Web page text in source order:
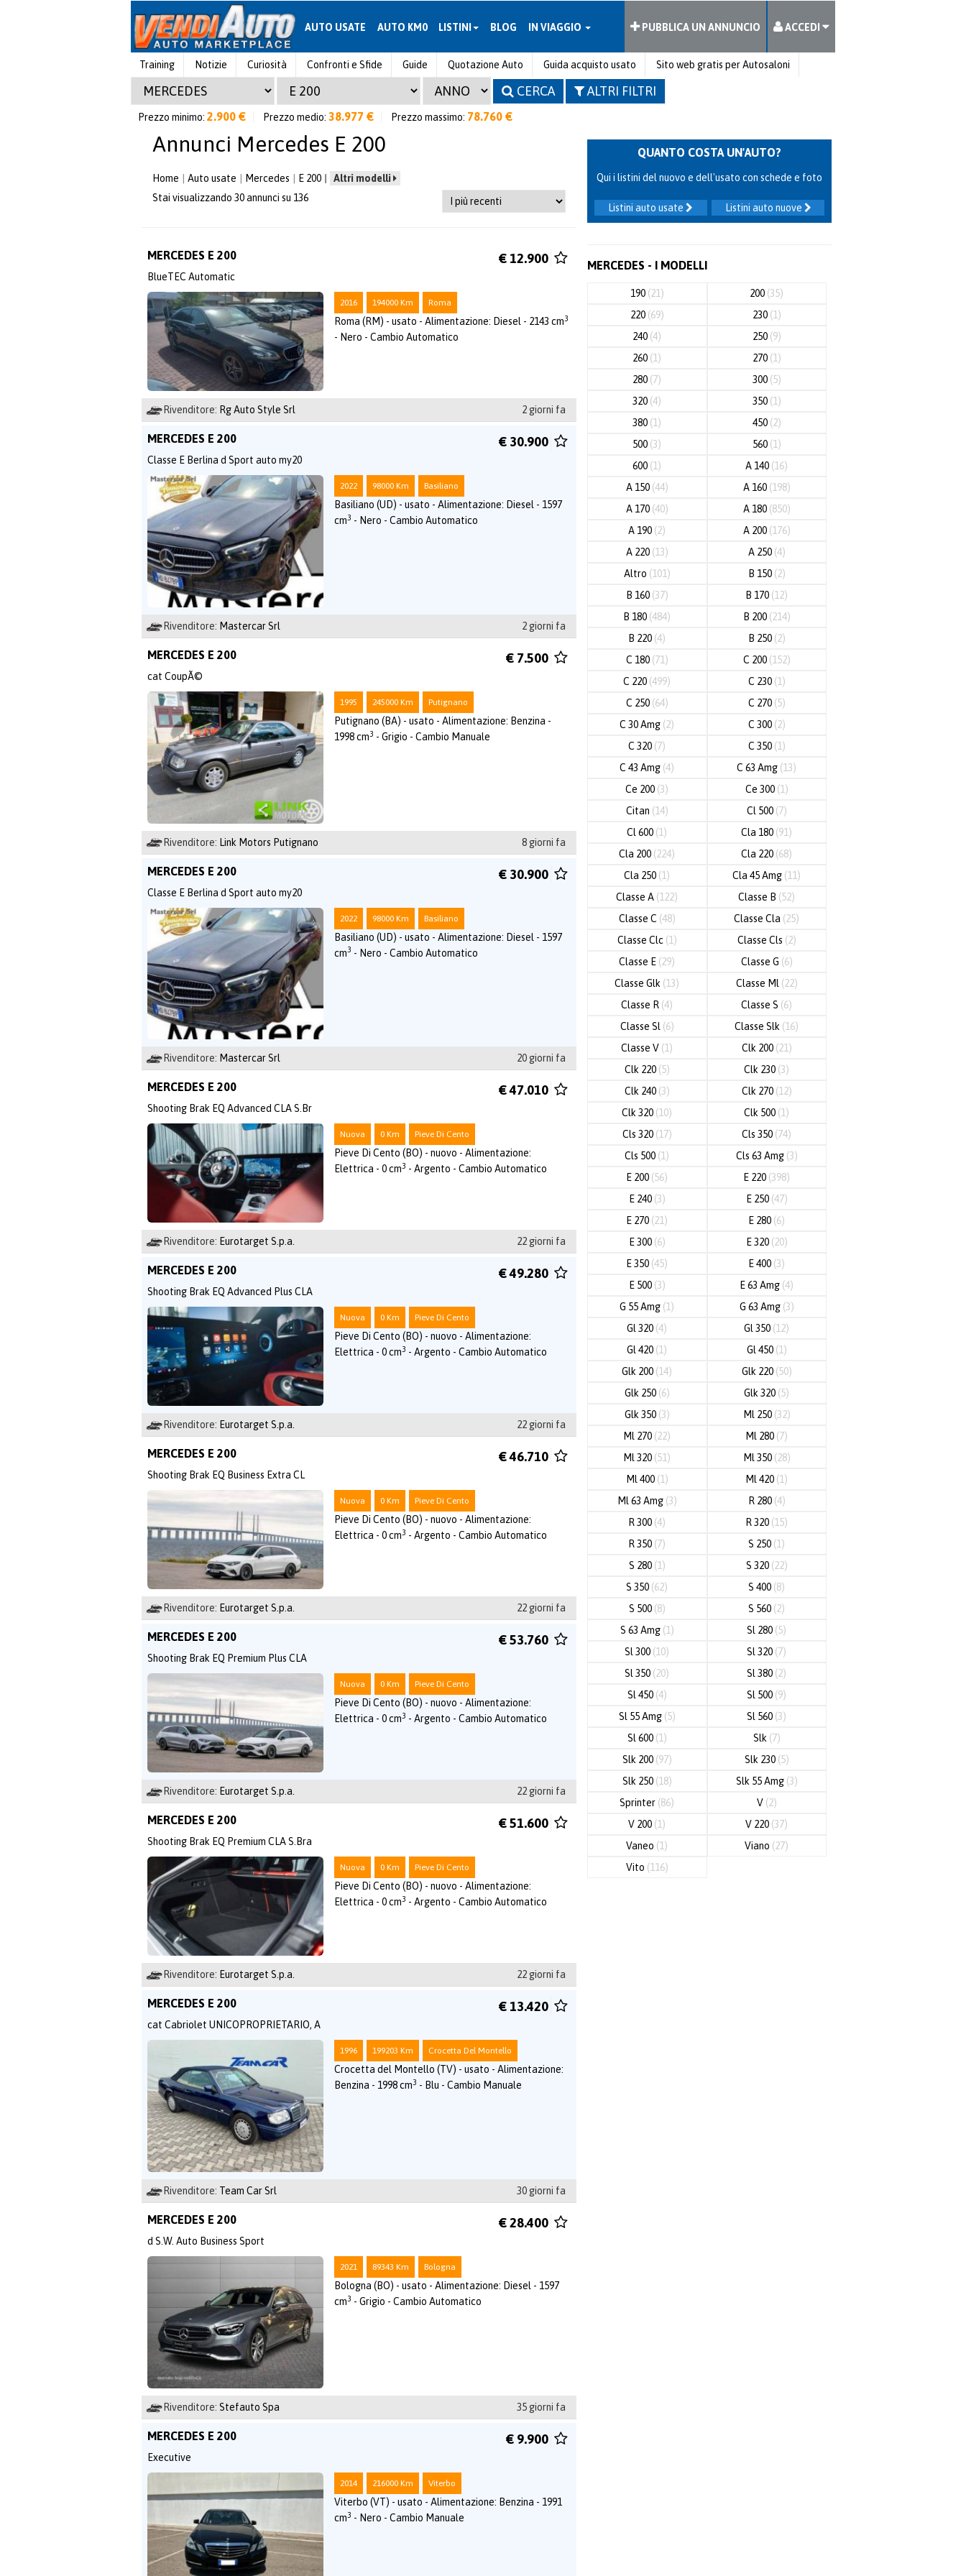
AUTO USATE AUTO KM0 LISTINI BLOG IN VIAGGIO PUBBLICA UN ANNUNCIO ACCEDI
Training Notizie Curiosità Confronti e Sfide Guide Quotazione Auto Guida acquisto usato Sito web gratis per Autosaloni
CERCA ALTRI FILTRI
Prezzo minimo: 2.900 € Prezzo medio: 38.977 € Prezzo massimo: 78.760 €
Annunci Mercedes E 200
Home Auto usate Mercedes E 200
Altri modelli
Stai visualizzando 30 annunci su 136
MERCEDES E 200
BlueTEC Automatic
€ 12.900
2016 194000 Km Roma
Roma (RM) - usato - Alimentazione: Diesel - 2143 cm3
- Nero - Cambio Automatico
Rivenditore: Rg Auto Style Srl 2 giorni fa
MERCEDES E 200
Classe E Berlina d Sport auto my20
€ 30.900
2022 98000 Km Basiliano
Basiliano (UD) - usato - Alimentazione: Diesel - 1597
cm3 - Nero - Cambio Automatico
Rivenditore: Mastercar Srl 2 giorni fa
MERCEDES E 200
cat CoupÃ©
€ 7.500
1995 245000 Km Putignano
Putignano (BA) - usato - Alimentazione: Benzina -
1998 cm3 - Grigio - Cambio Manuale
Rivenditore: Link Motors Putignano 8 giorni fa
MERCEDES E 200
Classe E Berlina d Sport auto my20
€ 30.900
2022 98000 Km Basiliano
Basiliano (UD) - usato - Alimentazione: Diesel - 1597
cm3 - Nero - Cambio Automatico
Rivenditore: Mastercar Srl 20 giorni fa
MERCEDES E 200
Shooting Brak EQ Advanced CLA S.Br
€ 47.010
Nuova 0 Km Pieve Di Cento
Pieve Di Cento (BO) - nuovo - Alimentazione:
Elettrica - 0 cm3 - Argento - Cambio Automatico
Rivenditore: Eurotarget S.p.a. 22 giorni fa
MERCEDES E 200
Shooting Brak EQ Advanced Plus CLA
€ 49.280
Nuova 0 Km Pieve Di Cento
Pieve Di Cento (BO) - nuovo - Alimentazione:
Elettrica - 0 cm3 - Argento - Cambio Automatico
Rivenditore: Eurotarget S.p.a. 22 giorni fa
MERCEDES E 200
Shooting Brak EQ Business Extra CL
€ 46.710
Nuova 0 Km Pieve Di Cento
Pieve Di Cento (BO) - nuovo - Alimentazione:
Elettrica - 0 cm3 - Argento - Cambio Automatico
Rivenditore: Eurotarget S.p.a. 22 giorni fa
MERCEDES E 200
Shooting Brak EQ Premium Plus CLA
€ 53.760
Nuova 0 Km Pieve Di Cento
Pieve Di Cento (BO) - nuovo - Alimentazione:
Elettrica - 0 cm3 - Argento - Cambio Automatico
Rivenditore: Eurotarget S.p.a. 22 giorni fa
MERCEDES E 200
Shooting Brak EQ Premium CLA S.Bra
€ 51.600
Nuova 0 Km Pieve Di Cento
Pieve Di Cento (BO) - nuovo - Alimentazione:
Elettrica - 0 cm3 - Argento - Cambio Automatico
Rivenditore: Eurotarget S.p.a. 22 giorni fa
MERCEDES E 200
cat Cabriolet UNICOPROPRIETARIO, A
€ 13.420
1996 199203 Km Crocetta Del Montello
Crocetta del Montello (TV) - usato - Alimentazione:
Benzina - 1998 cm3 - Blu - Cambio Manuale
Rivenditore: Team Car Srl 30 giorni fa
MERCEDES E 200
d S.W. Auto Business Sport
€ 28.400
2021 89343 Km Bologna
Bologna (BO) - usato - Alimentazione: Diesel - 1597
cm3 - Grigio - Cambio Automatico
Rivenditore: Stefauto Spa 35 giorni fa
MERCEDES E 200
Executive
€ 9.900
2014 216000 Km Viterbo
Viterbo (VT) - usato - Alimentazione: Benzina - 1991
cm3 - Nero - Cambio Manuale
QUANTO COSTA UN'AUTO?
Qui i listini del nuovo e dell'usato con schede e foto
Listini auto nuove
Listini auto usate
MERCEDES - I MODELLI
190 (21) 200 (35)
220 (69) 230 (1)
240 (4) 250 (9)
260 (1) 270 (1)
280 (7) 300 (5)
320 (4) 350 (1)
380 (1) 450 (2)
500 (3) 560 (1)
600 (1) A 140 (16)
A 150 (44) A 160 (198)
A 170 (40) A 180 (850)
A 190 (2) A 200 (176)
A 220 (13) A 250 (4)
Altro (101) B 150 (2)
B 160 (37) B 170 (12)
B 180 (484) B 200 (214)
B 220 (4) B 250 (2)
C 180 (71) C 200 (152)
C 220 (499) C 230 (1)
C 250 (64) C 270 (5)
C 30 Amg (2) C 300 (2)
C 320 (7) C 350 (1)
C 43 Amg (4) C 63 Amg (13)
Ce 200 (3) Ce 300 (1)
Citan (14) Cl 500 (7)
Cl 600 (1) Cla 180 (91)
Cla 200 (224) Cla 220 (68)
Cla 250 (1) Cla 45 Amg (11)
Classe A (122) Classe B (52)
Classe C (48) Classe Cla (25)
Classe Clc (1) Classe Cls (2)
Classe E (29) Classe G (6)
Classe Glk (13) Classe Ml (22)
Classe R (4) Classe S (6)
Classe Sl (6) Classe Slk (16)
Classe V (1) Clk 200 (21)
Clk 220 (5) Clk 230 (3)
Clk 240 (3) Clk 270 (12)
Clk 320 (10) Clk 500 (1)
Cls 320 (17) Cls 350 (74)
Cls 500 (1) Cls 63 Amg (3)
E 200 (56) E 220 (398)
E 240 (3) E 250 (47)
E 270 (21) E 280 (6)
E 300 (6) E 320 (20)
E 350 (45) E 400 (3)
E 500 (3) E 63 Amg (4)
G 55 Amg (1) G 63 Amg (3)
Gl 320 (4) Gl 350 (12)
Gl 420 (1) Gl 450 (1)
Glk 200 (14) Glk 220 (50)
Glk 250 (6) Glk 320 (5)
Glk 350 (3) Ml 250 (32)
Ml 270 (22) Ml 280 (7)
Ml 320 (51) Ml 350 (28)
Ml 400 (1) Ml 420 (1)
Ml 63 Amg (3) R 280 (4)
R 300 (4) R 320 (15)
R 350 (7) S 250 (1)
S 280 (1) S 320 (22)
S 350 (62) S 400 (8)
S 500 (8) S 560 (2)
S 63 Amg (1) Sl 280 (5)
Sl 300 (10) Sl 320 (7)
Sl 350 (20) Sl 380 (2)
Sl 450 (4) Sl 500 (9)
Sl 55 Amg (5) Sl 560 (3)
Sl 600 (1) Slk (7)
Slk 200 (97) Slk 230 (5)
Slk 250 (18) Slk 55 Amg (3)
Sprinter (86) V (2)
V 200 (1) V 220 (37)
Vaneo (1) Viano (27)
Vito (116)